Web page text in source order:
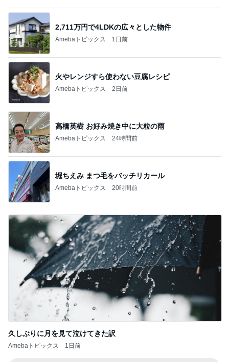
2,711万円で4LDKの広々とした物件
Amebaトピックス 1日前
火やレンジすら使わない豆腐レシピ
Amebaトピックス 2日前
高橋英樹 お好み焼き中に大粒の雨
Amebaトピックス 24時間前
堀ちえみ まつ毛をバッチリカール
Amebaトピックス 20時間前
久しぶりに月を見て泣けてきた訳
Amebaトピックス 1日前